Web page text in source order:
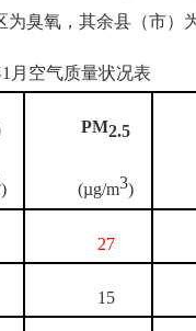
臭氧，其余县（市）
1月空气质量状况表
)
PM2.5
(µg/m3)
27
15